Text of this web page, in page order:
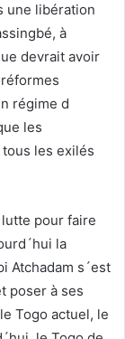
une libération
à
devrait avoir
régime d
les
les exilés
pour faire
la
Atchadam s´est
poser à ses
Togo actuel, le